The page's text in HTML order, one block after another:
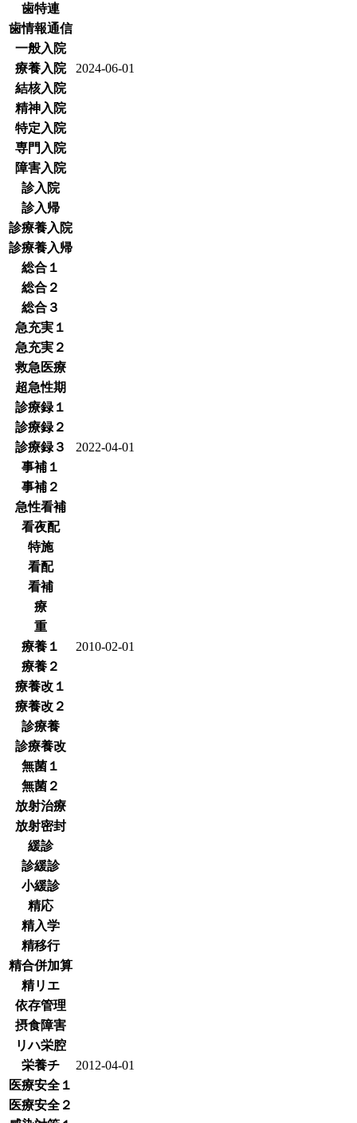
歯特連
歯情報通信
一般入院
療養入院
2024-06-01
結核入院
精神入院
特定入院
専門入院
障害入院
診入院
診入帰
診療養入院
診療養入帰
総合１
総合２
総合３
急充実１
急充実２
救急医療
超急性期
診療録１
診療録２
診療録３
2022-04-01
事補１
事補２
急性看補
看夜配
特施
看配
看補
療
重
療養１
2010-02-01
療養２
療養改１
療養改２
診療養
診療養改
無菌１
無菌２
放射治療
放射密封
緩診
診緩診
小緩診
精応
精入学
精移行
精合併加算
精リエ
依存管理
摂食障害
リハ栄腔
栄養チ
2012-04-01
医療安全１
医療安全２